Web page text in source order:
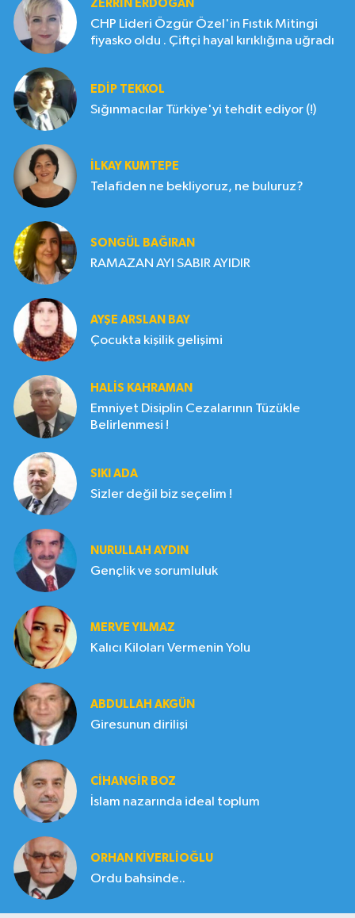
ZERRIN ERDOĞAN
CHP Lideri Özgür Özel'in Fıstık Mitingi
fiyasko oldu . Çiftçi hayal kırıklığına uğradı
EDIP TEKKOL
Sığınmacılar Türkiye'yi tehdit ediyor (!)
İLKAY KUMTEPE
Telafiden ne bekliyoruz, ne buluruz?
SONGÜL BAĞIRAN
RAMAZAN AYI SABIR AYIDIR
AYŞE ARSLAN BAY
Çocukta kişilik gelişimi
HALIS KAHRAMAN
Emniyet Disiplin Cezalarının Tüzükle
Belirlenmesi !
SIKI ADA
Sizler değil biz seçelim !
NURULLAH AYDIN
Gençlik ve sorumluluk
MERVE YILMAZ
Kalıcı Kiloları Vermenin Yolu
ABDULLAH AKGÜN
Giresunun dirilişi
CIHANGIR BOZ
İslam nazarında ideal toplum
ORHAN KIVERLIOĞLU
Ordu bahsinde..